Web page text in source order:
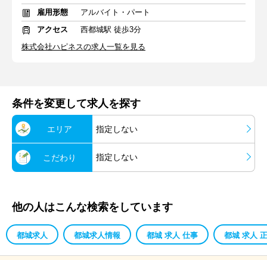
雇用形態
アルバイト・パート
アクセス
西都城駅 徒歩3分
株式会社ハピネスの求人一覧を見る
条件を変更して求人を探す
エリア 指定しない
こだわり 指定しない
他の人はこんな検索をしています
都城求人 都城求人情報 都城 求人 仕事 都城 求人